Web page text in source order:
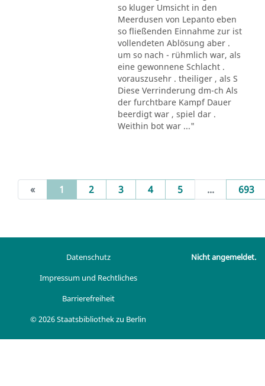
so kluger Umsicht in den
Meerdusen von Lepanto eben
so fließenden Einnahme zur ist
vollendeten Ablösung aber .
um so nach - rühmlich war, als
eine gewonnene Schlacht .
vorauszusehr . theiliger , als S
Diese Verrinderung dm-ch Als
der furchtbare Kampf Dauer
beerdigt war , spiel dar .
Weithin bot war ..."
« 1 (current)
2 3 4 5 ... 693
Datenschutz
Impressum und Rechtliches
Barrierefreiheit
© 2026 Staatsbibliothek zu Berlin
Nicht angemeldet.